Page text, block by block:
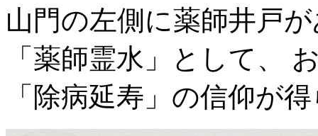
山門の左側に薬師井戸
「薬師霊水」として、
「除病延寿」の信仰が